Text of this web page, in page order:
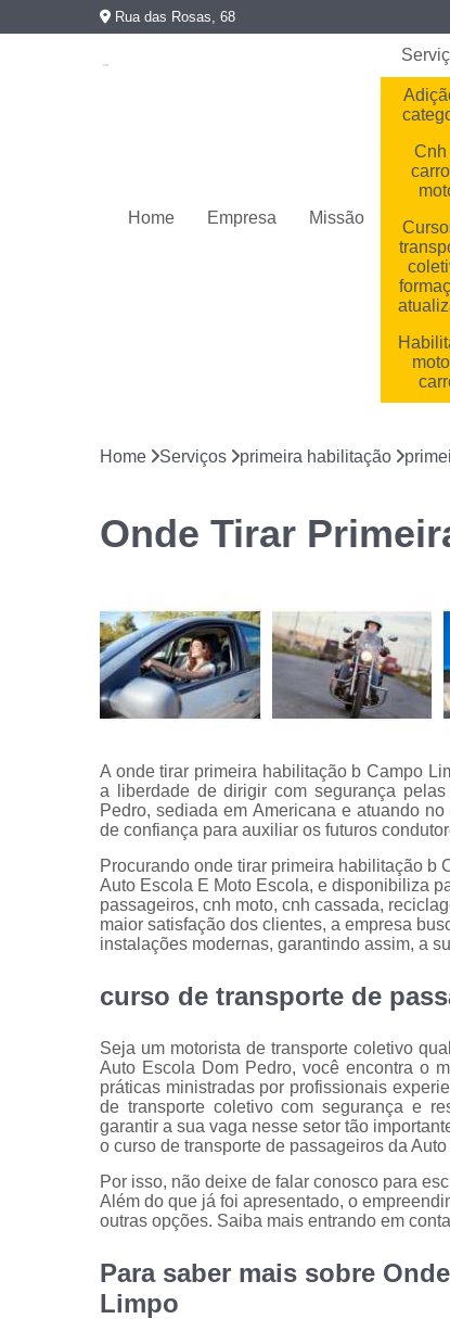
Rua das Rosas, 68
Home Empresa Missão
Cnh
de
Home Serviços primeira habilitação
Onde Tirar
A onde tirar primeira habilitação b Campo
a liberdade de dirigir com segurança
Pedro, sediada em Americana e atuando
de confiança para auxiliar os futuros
Procurando onde tirar primeira habilitação b
Auto Escola E Moto Escola, e disponibiliza
passageiros, cnh moto, cnh cassada,
maior satisfação dos clientes, a empresa
instalações modernas, garantindo assim, a
curso de transporte de
Seja um motorista de transporte coletivo
Auto Escola Dom Pedro, você encontra o
práticas ministradas por profissionais
de transporte coletivo com segurança e
garantir a sua vaga nesse setor tão
o curso de transporte de passageiros da
Por isso, não deixe de falar conosco para
Além do que já foi apresentado, o
outras opções. Saiba mais entrando em
Para saber mais sobre
Limpo